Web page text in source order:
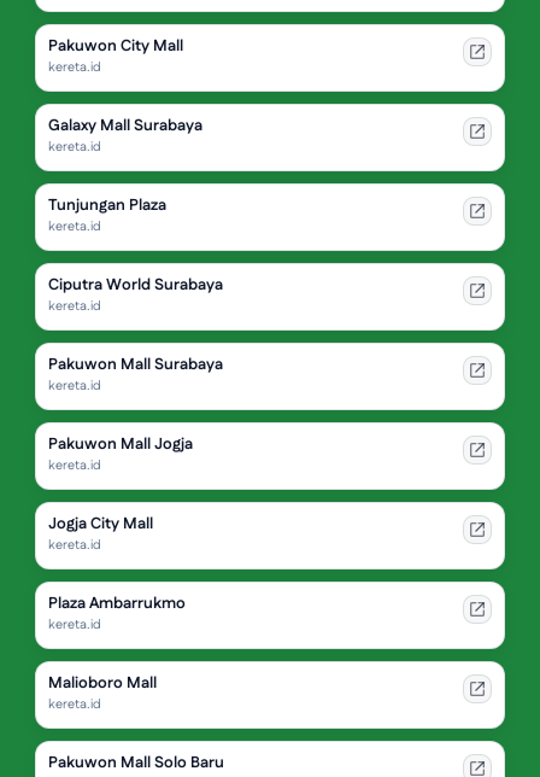
Pakuwon City Mall
kereta.id
Galaxy Mall Surabaya
kereta.id
Tunjungan Plaza
kereta.id
Ciputra World Surabaya
kereta.id
Pakuwon Mall Surabaya
kereta.id
Pakuwon Mall Jogja
kereta.id
Jogja City Mall
kereta.id
Plaza Ambarrukmo
kereta.id
Malioboro Mall
kereta.id
Pakuwon Mall Solo Baru